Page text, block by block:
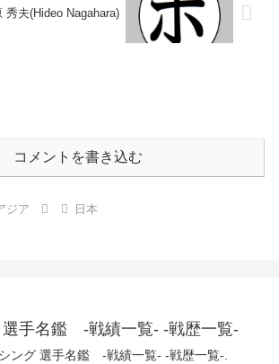
秀夫(Hideo Nagahara)
コメントを書き込む
ジア 日本
選手名鑑 -戦績一覧- -戦歴一覧-
ング 選手名鑑 -戦績一覧- -戦歴一覧-.